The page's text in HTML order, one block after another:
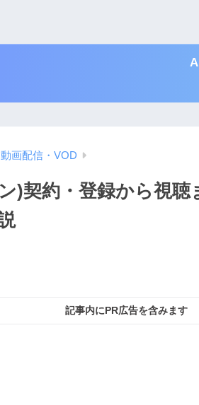
動画配信・VOD
)契約・登録から視
記事内にPR広告を含みます